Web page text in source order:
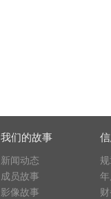
我们的故事
新闻动态
成员故事
影像故事